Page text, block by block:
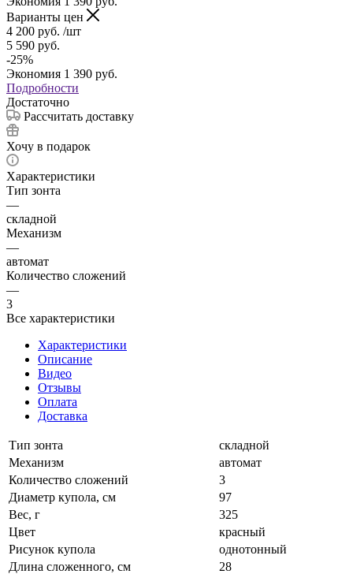
Варианты цен
4 200 руб. /шт
5 590 руб.
-25%
Экономия 1 390 руб.
Подробности
Достаточно
Рассчитать доставку
Хочу в подарок
Характеристики
Тип зонта
—
складной
Механизм
—
автомат
Количество сложений
—
3
Все характеристики
Характеристики
Описание
Видео
Отзывы
Оплата
Доставка
Тип зонта
складной
Механизм
автомат
Количество сложений
3
Диаметр купола, см
97
Вес, г
325
Цвет
красный
Рисунок купола
однотонный
Длина сложенного, см
28